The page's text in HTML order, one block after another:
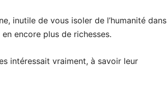
inutile de vous isoler de l’humanité dans
encore plus de richesses.
intéressait vraiment, à savoir leur